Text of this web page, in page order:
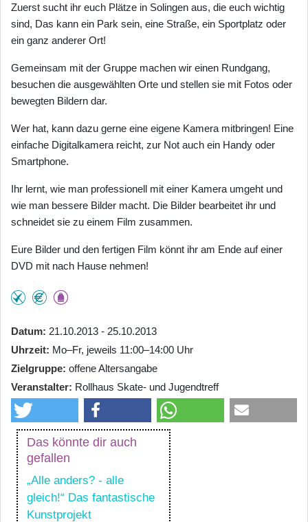
Zuerst sucht ihr euch Plätze in Solingen aus, die euch wichtig
sind, Das kann ein Park sein, eine Straße, ein Sportplatz oder
ein ganz anderer Ort!
Gemeinsam mit der Gruppe machen wir einen Rundgang,
besuchen die ausgewählten Orte und stellen sie mit Fotos oder
bewegten Bildern dar.
Wer hat, kann dazu gerne eine eigene Kamera mitbringen! Eine
einfache Digitalkamera reicht, zur Not auch ein Handy oder
Smartphone.
Ihr lernt, wie man professionell mit einer Kamera umgeht und
wie man bessere Bilder macht. Die Bilder bearbeitet ihr und
schneidet sie zu einem Film zusammen.
Eure Bilder und den fertigen Film könnt ihr am Ende auf einer
DVD mit nach Hause nehmen!
Datum 21.10.2013 - 25.10.2013
Uhrzeit Mo–Fr, jeweils 11:00–14:00 Uhr
Zielgruppe offene Altersangabe
Veranstalter Rollhaus Skate- und Jugendtreff
Das könnte dir auch
gefallen
„Alle anders? - alle
gleich!“ Das fantastische
Kunstprojekt